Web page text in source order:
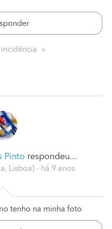
Pinto respondeu...
Lisboa) - há 9 anos
tenho na minha foto